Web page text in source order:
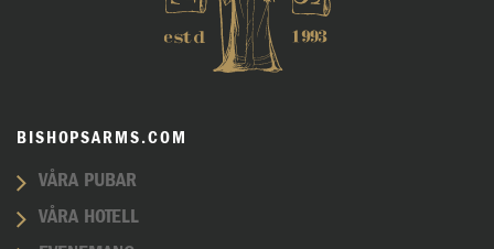
BISHOPSARMS.COM
VÅRA PUBAR
VÅRA HOTELL